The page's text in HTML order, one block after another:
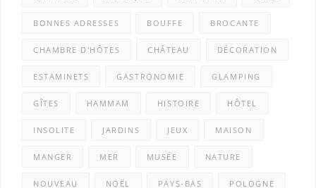
BONNES ADRESSES BOUFFE BROCANTE
CHAMBRE D'HÔTES CHÂTEAU DÉCORATION
ESTAMINETS GASTRONOMIE GLAMPING
GÎTES HAMMAM HISTOIRE HÔTEL
INSOLITE JARDINS JEUX MAISON
MANGER MER MUSÉE NATURE
NOUVEAU NOËL PAYS-BAS POLOGNE